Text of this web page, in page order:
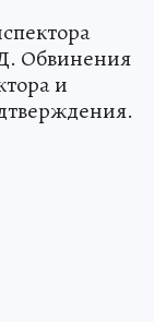
Обвинения
и